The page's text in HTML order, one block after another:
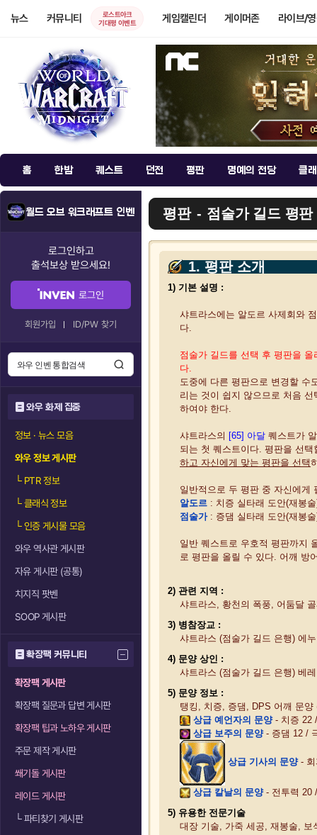
뉴스 커뮤니티
로스트아크
기대평 이벤트
게임캘린더 게이머존 라이브/
홈 한밤 퀘스트 던전 평판 명예의 전당 클
월드 오브 워크래프트 인벤
로그인하고
출석보상 받으세요!
로그인
회원가입 ID/PW 찾기
와우 화제 집중
정보 · 뉴스 모음
와우 정보 게시판
└PTR 정보
└클래식 정보
└인증 게시물 모음
와우 역사관 게시판
자유 게시판 (공통)
치지직 팟벤
SOOP 게시판
확장팩 커뮤니티
확장팩 게시판
확장팩 질문과 답변 게시판
확장팩 팁과 노하우 게시판
주문 제작 게시판
쐐기돌 게시판
레이드 게시판
└파티찾기 게시판
평판 점술가 길드 평판
1. 평판 소개
1) 기본 설명 :
샤트라스에는 알도르 사제회와
다.
점술가 길드를 선택 후 평판을
다.
도중에 다른 평판으로 변경할 수
리는 것이 쉽지 않으므로 처음
하여야 한다.
샤트라스의 [65] 아달 퀘스트가
되는 첫 퀘스트이다. 평판을 선
하고 자신에게 맞는 평판을 선택
일반적으로 두 평판 중 자신에게
알도르 : 치증 실타래 도안(재봉
점술가: 증댐 실타래 도안(재봉
일반 퀘스트로 우호적 평판까지
로 평판을 올릴 수 있다. 어깨 방
2) 관련 지역 :
샤트라스, 황천의 폭풍, 어둠달
3) 병참장교 :
샤트라스 (점술가 길드 은행) 에
4) 문양 상인 :
샤트라스 (점술가 길드 은행) 베
5) 문양 정보 :
탱킹, 치증, 증댐, DPS 어깨 문
상급 예언자의 문양- 치증 22
상급 보주의 문양- 증댐 12 /
상급 기사의 문양- 회
상급 칼날의 문양- 전투력 20
5) 유용한 전문기술
대장 기술, 가죽 세공, 재봉술, 보